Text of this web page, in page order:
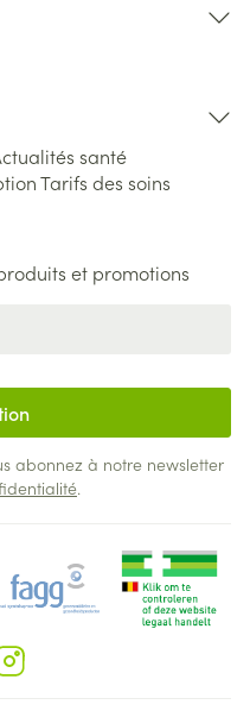
santé
Tarifs des soins
et promotions
abonnez à notre newsletter
.